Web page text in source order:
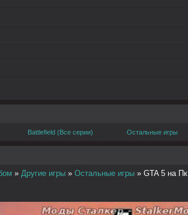
Battlefield (Все серии) Остальные игры
» Другие игры » Остальные игры » GTA 5 на Пк